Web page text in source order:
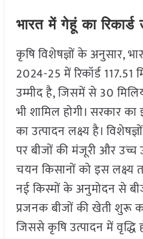
भारत में गेहूं का
कृषि विशेषज्ञों के अनुसार,
2024-25 में रिकॉर्ड
उम्मीद है, जिसमें से 30
भी शामिल होगी। सरकार
का उत्पादन लक्ष्य है।
पर बीजों की मंजूरी और उच्च
चयन किसानों को इस
नई किस्मों के अनुमोदन से
प्रजनक बीजों की खेती शुरू
जिससे कृषि उत्पादन में वृद्धि